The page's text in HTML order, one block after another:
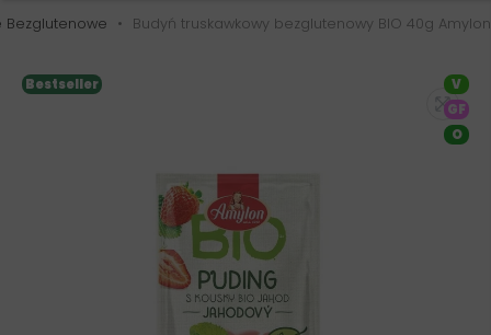
Bezglutenowe Budyń truskawkowy bezglutenowy BIO 40g Amylon
Bestseller
V
GF
O